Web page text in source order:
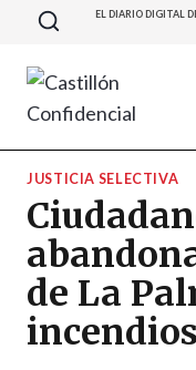
Saltar
contenido
EL DIARIO DIGITAL
JUSTICIA SELECTIVA
de La